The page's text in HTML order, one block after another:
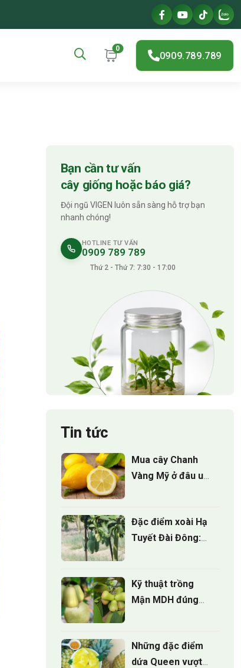
0
0909.789.789
Bạn cần tư vấn
cây giống hoặc báo giá?
Đội ngũ VIGEN luôn sẵn sàng hỗ trợ bạn
nhanh chóng!
HOTLINE TƯ VẤN
0909 789 789
Thứ 2 - Thứ 7: 7:30 - 17:00
Tin tức
Mua cây Chanh
Vàng Mỹ ở đâu uy
Đặc điểm xoài Hạ
Tuyết Đài Đông:
Kỹ thuật trồng
Mận MDH đúng
Những đặc điểm
dứa Queen vượt